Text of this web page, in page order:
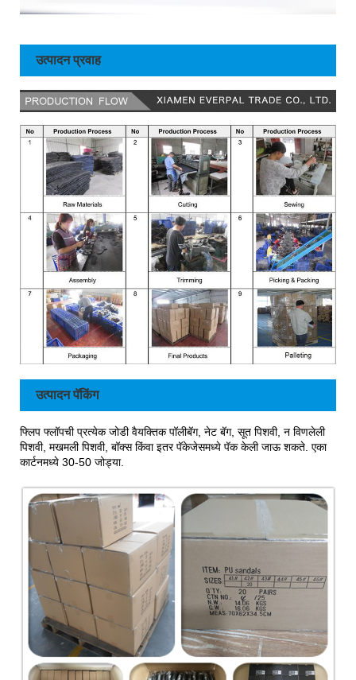
उत्पादन प्रवाह
उत्पादन पॅकिंग
फ्लिप फ्लॉपची प्रत्येक जोडी वैयक्तिक पॉलीबॅग, नेट बॅग, सूत पिशवी, न विणलेली
पिशवी, मखमली पिशवी, बॉक्स किंवा इतर पॅकेजेसमध्ये पॅक केली जाऊ शकते. एका
कार्टनमध्ये 30-50 जोड्या.